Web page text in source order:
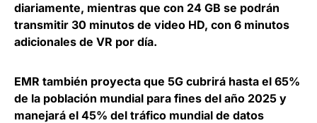
diariamente, mientras que con 24 GB se podrán
transmitir 30 minutos de video HD, con 6 minutos
adicionales de VR por día.
EMR también proyecta que 5G cubrirá hasta el 65%
de la población mundial para fines del año 2025 y
manejará el 45% del tráfico mundial de datos